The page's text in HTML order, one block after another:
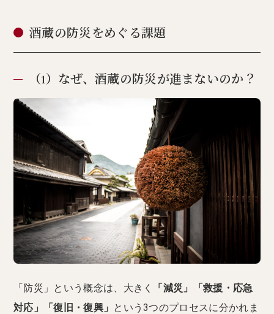
酒蔵の防災をめぐる課題
（1）なぜ、酒蔵の防災が進まないのか？
「防災」という概念は、大きく
「減災」「救援・応急
対応」「復旧・復興」 という3つのプロセスに分かれま